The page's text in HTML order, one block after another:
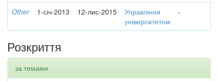
Other 1-січ-2013 12-лис-2015
Управління
університетом
-
Розкриття
за темами